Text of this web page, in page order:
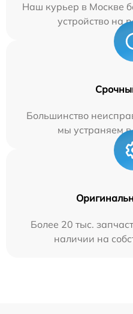
Наш курьер в Москве
устройство на
Большинство
мы устраняем в
Более 20 тыс.
наличии на